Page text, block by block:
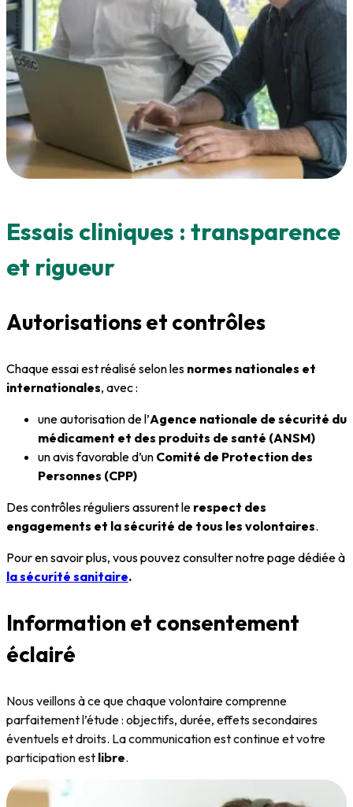
Essais cliniques : transparence
et rigueur
Autorisations et contrôles
Chaque essai est réalisé selon les normes nationales et
internationales, avec :
une autorisation de l’Agence nationale de sécurité du
médicament et des produits de santé (ANSM)
un avis favorable d’un Comité de Protection des
Personnes (CPP)
Des contrôles réguliers assurent le respect des
engagements et la sécurité de tous les volontaires.
Pour en savoir plus, vous pouvez consulter notre page dédiée à
la sécurité sanitaire.
Information et consentement
éclairé
Nous veillons à ce que chaque volontaire comprenne
parfaitement l’étude : objectifs, durée, effets secondaires
éventuels et droits. La communication est continue et votre
participation est libre.